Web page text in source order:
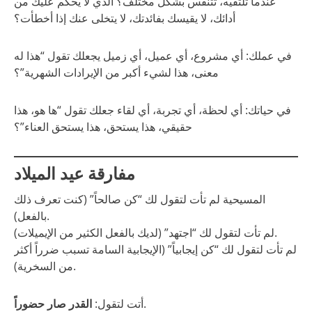
أدائك، لا يقيسك بفائدتك، لا يتخلى عنك إذا أخطأت؟
في عملك: أي مشروع، أي عميل، أي زميل يجعلك تقول “هذا له
معنى، هذا لشيء أكبر من الإيرادات الشهرية”؟
في حياتك: أي لحظة، أي تجربة، أي لقاء جعلك تقول “ها هو، هذا
حقيقي، هذا يستحق، هذا يستحق العناء”؟
مفارقة عيد الميلاد
المسيحية لم تأت لتقول لك “كن صالحاً” (كنت تعرف ذلك
بالفعل).
لم تأت لتقول لك “اجتهد” (لديك بالفعل الكثير من الإيميلات).
لم تأت لتقول لك “كن إيجابياً” (الإيجابية السامة تسبب ضرراً أكثر
من السخرية).
أتت لتقول: القدر صار حضوراً .